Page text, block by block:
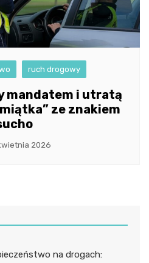
ruch drogowy
mandatem i utratą
ze znakiem
2026
na drogach: